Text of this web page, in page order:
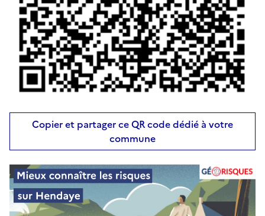
Copier et partager ce QR code dédié à votre
commune